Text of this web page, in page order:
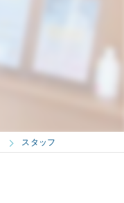
スタッフ